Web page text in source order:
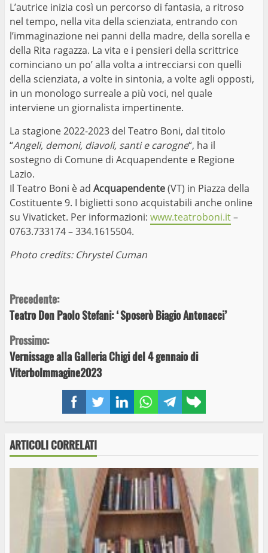
FacebookTwitterLinkedInWhatsAppTelegram
link
L’autrice inizia così un percorso di fantasia, a ritroso
nel tempo, nella vita della scienziata, entrando con
l’immaginazione nei panni della madre, della sorella e
della Rita ragazza. La vita e i pensieri della scrittrice
cominciano un po’ alla volta a intrecciarsi con quelli
della scienziata, a volte in sintonia, a volte agli opposti,
in un monologo surreale a più voci, nel quale
interviene un giornalista impertinente.
La stagione 2022-2023 del Teatro Boni, dal titolo
“Angeli, demoni, diavoli, santi e carogne“, ha il
sostegno di Comune di Acquapendente e Regione
Lazio.
Il Teatro Boni è ad Acquapendente(VT) in Piazza della
Costituente 9. I biglietti sono acquistabili anche online
su Vivaticket. Per informazioni: www.teatroboni.it–
0763.733174 – 334.1615504.
Photo credits: Chrystel Cuman
Continue
Reading
Precedente:
Teatro Don Paolo Stefani: ‘Sposerò Biagio Antonacci’
Prossimo:
Vernissage alla Galleria Chigi del 4 gennaio di
ViterboImmagine2023
ARTICOLI CORRELATI